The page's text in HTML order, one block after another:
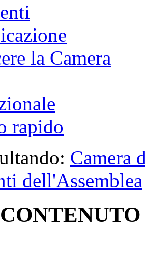
la Camera
rapido
Camera
dell'Assemblea